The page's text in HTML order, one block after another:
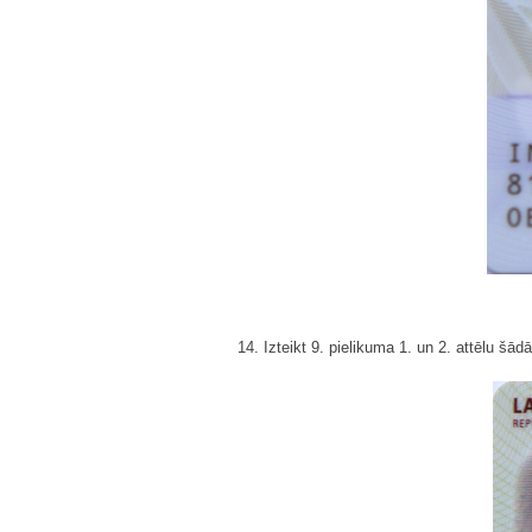
14. Izteikt 9. pielikuma 1. un 2. attēlu